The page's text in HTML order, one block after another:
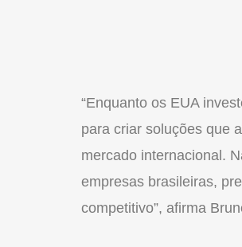
“Enquanto os EUA
para criar soluções que
mercado internacional.
empresas brasileiras,
competitivo”, afirma